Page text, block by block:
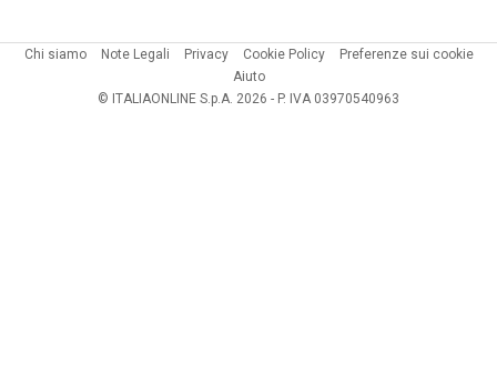
Chi siamo Note Legali Privacy Cookie Policy
Preferenze sui cookie
Aiuto
© ITALIAONLINE S.p.A. 2026 - P. IVA 03970540963